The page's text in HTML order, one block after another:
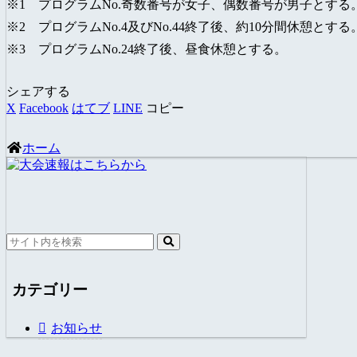
※1 プログラムNo.奇数番号が女子、偶数番号が男子とする
※2 プログラムNo.4及びNo.44終了後、約10分間休憩とする
※3 プログラムNo.24終了後、昼食休憩とする。
シェアする
X Facebook はてブ LINE コピー
ホーム
カテゴリー
お知らせ